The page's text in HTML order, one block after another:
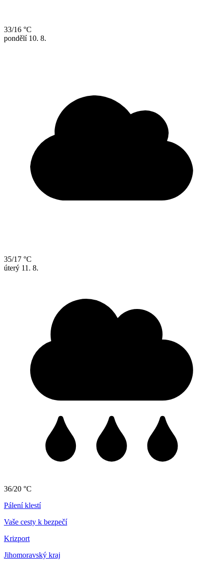
33/16 °C
pondělí 10. 8.
35/17 °C
úterý 11. 8.
36/20 °C
Pálení klestí
Vaše cesty k bezpečí
Krizport
Jihomoravský kraj